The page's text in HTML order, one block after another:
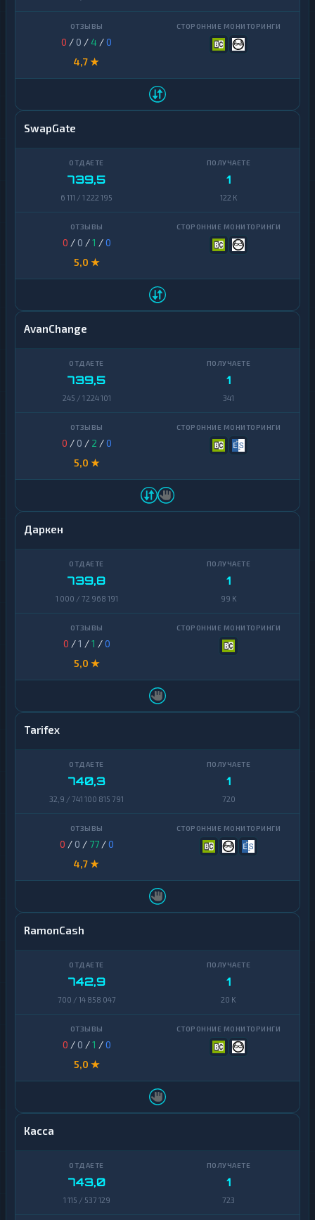
0 / 0 / 4 /0
4,7 ★
SwapGate
739,5
6 111 / 1 222 195
1
122 K
0 / 0 /1 /0
5,0 ★
AvanChange
739,5
245 / 1 224 101
1
341
0 / 0 / 2 /0
5,0 ★
Даркен
739,8
1 000 / 72 968 191
1
99 K
0 /1 /1 /0
5,0 ★
Tarifex
740,3
32,9 / 741 100 815 791
1
720
0 / 0 / 77/0
4,7 ★
RamonCash
742,9
700 / 14 858 047
1
20 K
0 / 0 /1 /0
5,0 ★
Касса
743,0
1 115 / 537 129
1
723